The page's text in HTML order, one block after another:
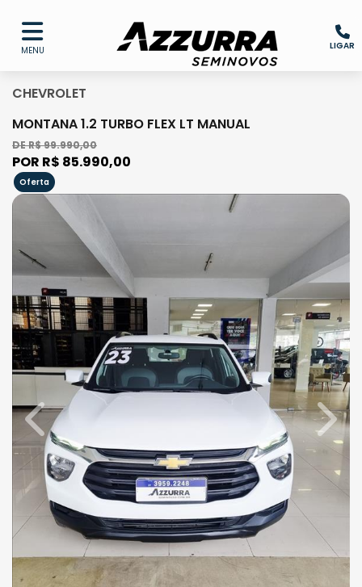
MENU LIGAR
CHEVROLET
MONTANA 1.2 TURBO FLEX LT MANUAL
DE R$ 99.990,00
POR R$ 85.990,00
Oferta
Previous Next